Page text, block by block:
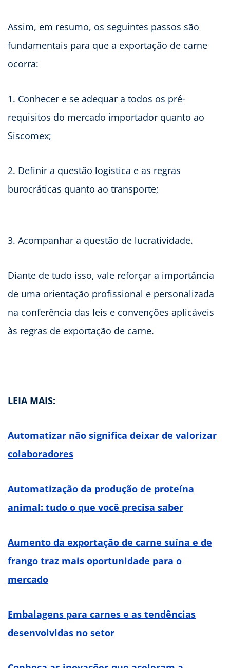
Assim, em resumo, os seguintes passos são
fundamentais para que a exportação de carne
ocorra:
1. Conhecer e se adequar a todos os pré-
requisitos do mercado importador quanto ao
Siscomex;
2. Definir a questão logística e as regras
burocráticas quanto ao transporte;
3. Acompanhar a questão de lucratividade.
Diante de tudo isso, vale reforçar a importância
de uma orientação profissional e personalizada
na conferência das leis e convenções aplicáveis
às regras de exportação de carne.
LEIA MAIS:
Automatizar não significa deixar de valorizar
colaboradores
Automatização da produção de proteína
animal: tudo o que você precisa saber
Aumento da exportação de carne suína e de
frango traz mais oportunidade para o
mercado
Embalagens para carnes e as tendências
desenvolvidas no setor